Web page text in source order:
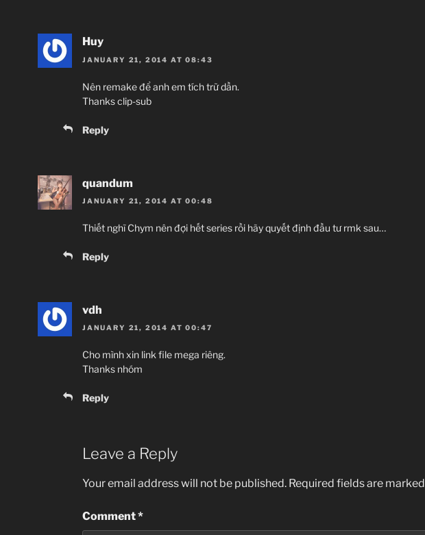
Huy
JANUARY 21, 2014 AT 08:43
Nên remake để anh em tích trữ dần.
Thanks clip-sub
Reply
quandum
JANUARY 21, 2014 AT 00:48
Thiết nghĩ Chym nên đợi hết series rồi hãy quyết định đầu tư rmk sau…
Reply
vdh
JANUARY 21, 2014 AT 00:47
Cho mình xin link file mega riêng.
Thanks nhóm
Reply
Leave a Reply
Your email address will not be published. Required fields are marked
Comment*